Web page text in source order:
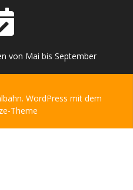
von Mai bis September
WordPress mit dem
Theme